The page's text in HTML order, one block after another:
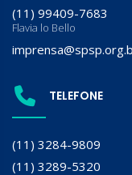
(11) 99409-7683
Flavia lo Bello
TELEFONE
(11) 3284-9809
(11) 3289-5320